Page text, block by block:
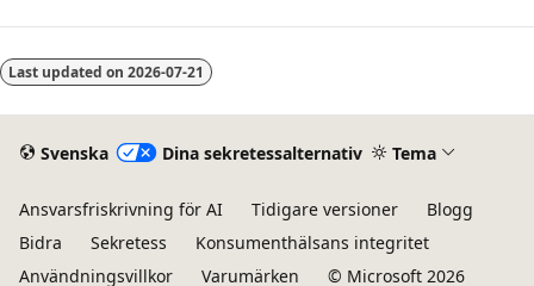
Last updated on 2026-07-21
Svenska Dina sekretessalternativ Tema
Ansvarsfriskrivning för AI Tidigare versioner
Blogg
Bidra
Sekretess
Konsumenthälsans integritet
Användningsvillkor
Varumärken © Microsoft 2026